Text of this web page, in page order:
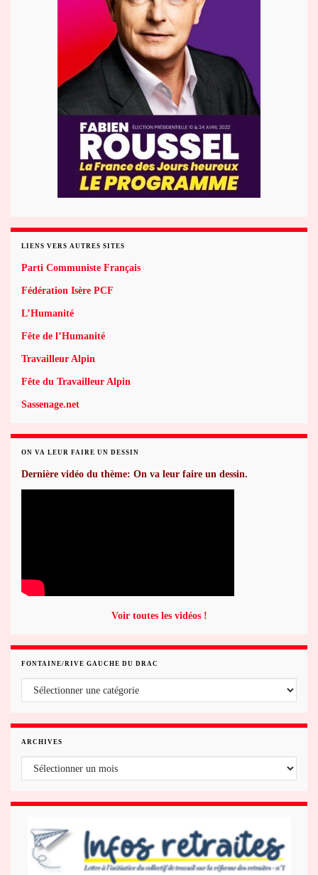
LIENS VERS AUTRES SITES
Parti Communiste Français
Fédération Isère PCF
L’Humanité
Fête de l’Humanité
Travailleur Alpin
Fête du Travailleur Alpin
Sassenage.net
ON VA LEUR FAIRE UN DESSIN
Dernière vidéo du thème: On va leur faire un dessin.
Voir toutes les vidéos !
FONTAINE/RIVE GAUCHE DU DRAC
ARCHIVES